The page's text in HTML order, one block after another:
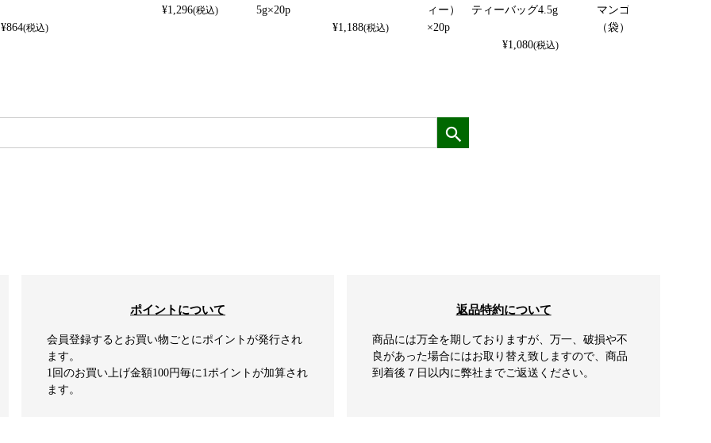
¥864(税込)
¥1,296(税込)
5g×20p
¥1,188(税込)
ィー） ティーバッグ4.5g
×20p
¥1,080(税込)
マンゴー） 10g×10p
（袋）
ポイントについて
会員登録するとお買い物ごとにポイントが発行され
ます。
1回のお買い上げ金額100円毎に1ポイントが加算され
ます。
返品特約について
商品には万全を期しておりますが、万一、破損や不
良があった場合にはお取り替え致しますので、商品
到着後７日以内に弊社までご返送ください。